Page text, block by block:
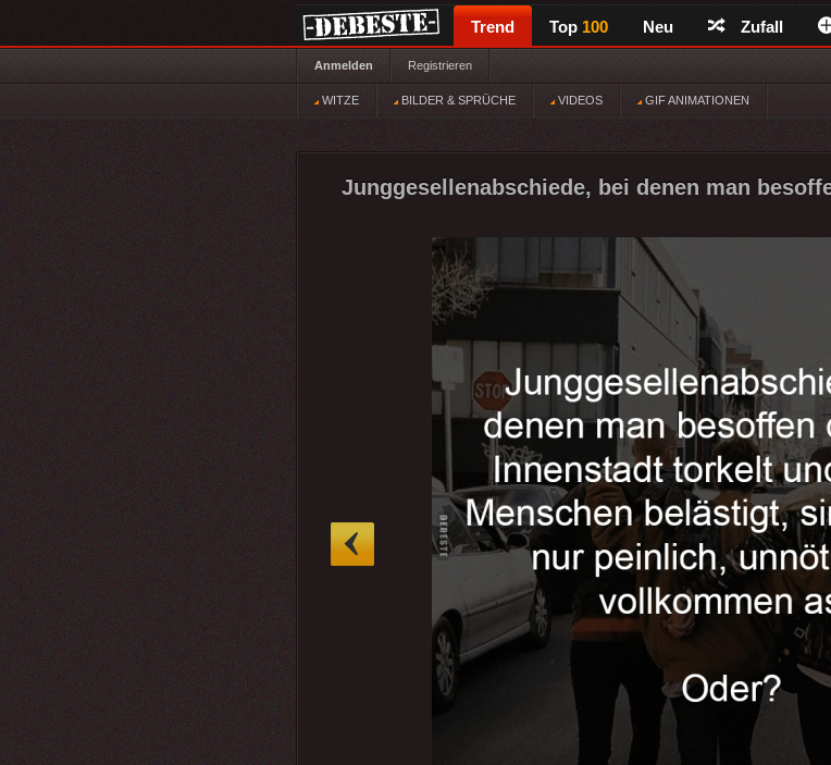
Trend Top 100 Neu Zufall
Anmelden Registrieren
WITZE BILDER & SPRÜCHE VIDEOS GIF ANIMATIONEN
Junggesellenabschiede, bei denen man